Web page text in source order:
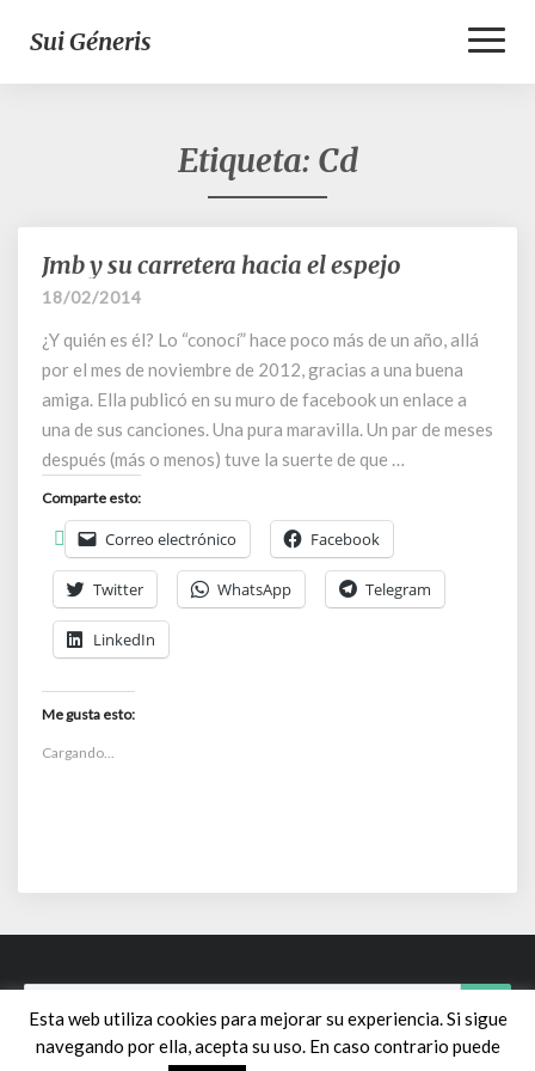
Sui Géneris
Etiqueta: Cd
Jmb
y
carretera
hacia
el
espejo
Jmb y su carretera hacia el espejo
18/02/2014
¿Y quién es él? Lo “conocí” hace poco más de un año, allá
por el mes de noviembre de 2012, gracias a una buena
amiga. Ella publicó en su muro de facebook un enlace a
una de sus canciones. Una pura maravilla. Un par de meses
después (más o menos) tuve la suerte de que …
Comparte esto:
Correo electrónico Facebook
Twitter WhatsApp Telegram
LinkedIn
Me gusta esto:
Cargando...
Search
for:
Esta web utiliza cookies para mejorar su experiencia. Si sigue
navegando por ella, acepta su uso. En caso contrario puede